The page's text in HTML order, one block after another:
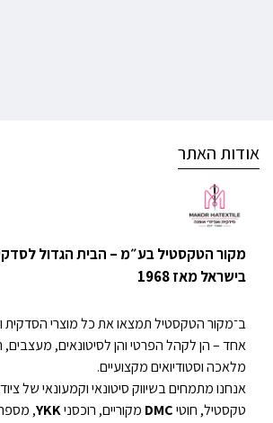
אודות האתר
מקור הטקסטיל בע״מ – הבית הגדול
בישראל מאז 1968
ב־מקור הטקסטיל תמצאו את כל מוצרי
אחד – הן לקהל הפרטי והן לסיטונאים, מעצבים,
מלאכה וסטודיואים מקצועיים.
אנחנו מתמחים בשיווק סיטונאי וקמעונאי של
טקסטיל, חוטיDMC מקוריים, רוכסניYKK
,